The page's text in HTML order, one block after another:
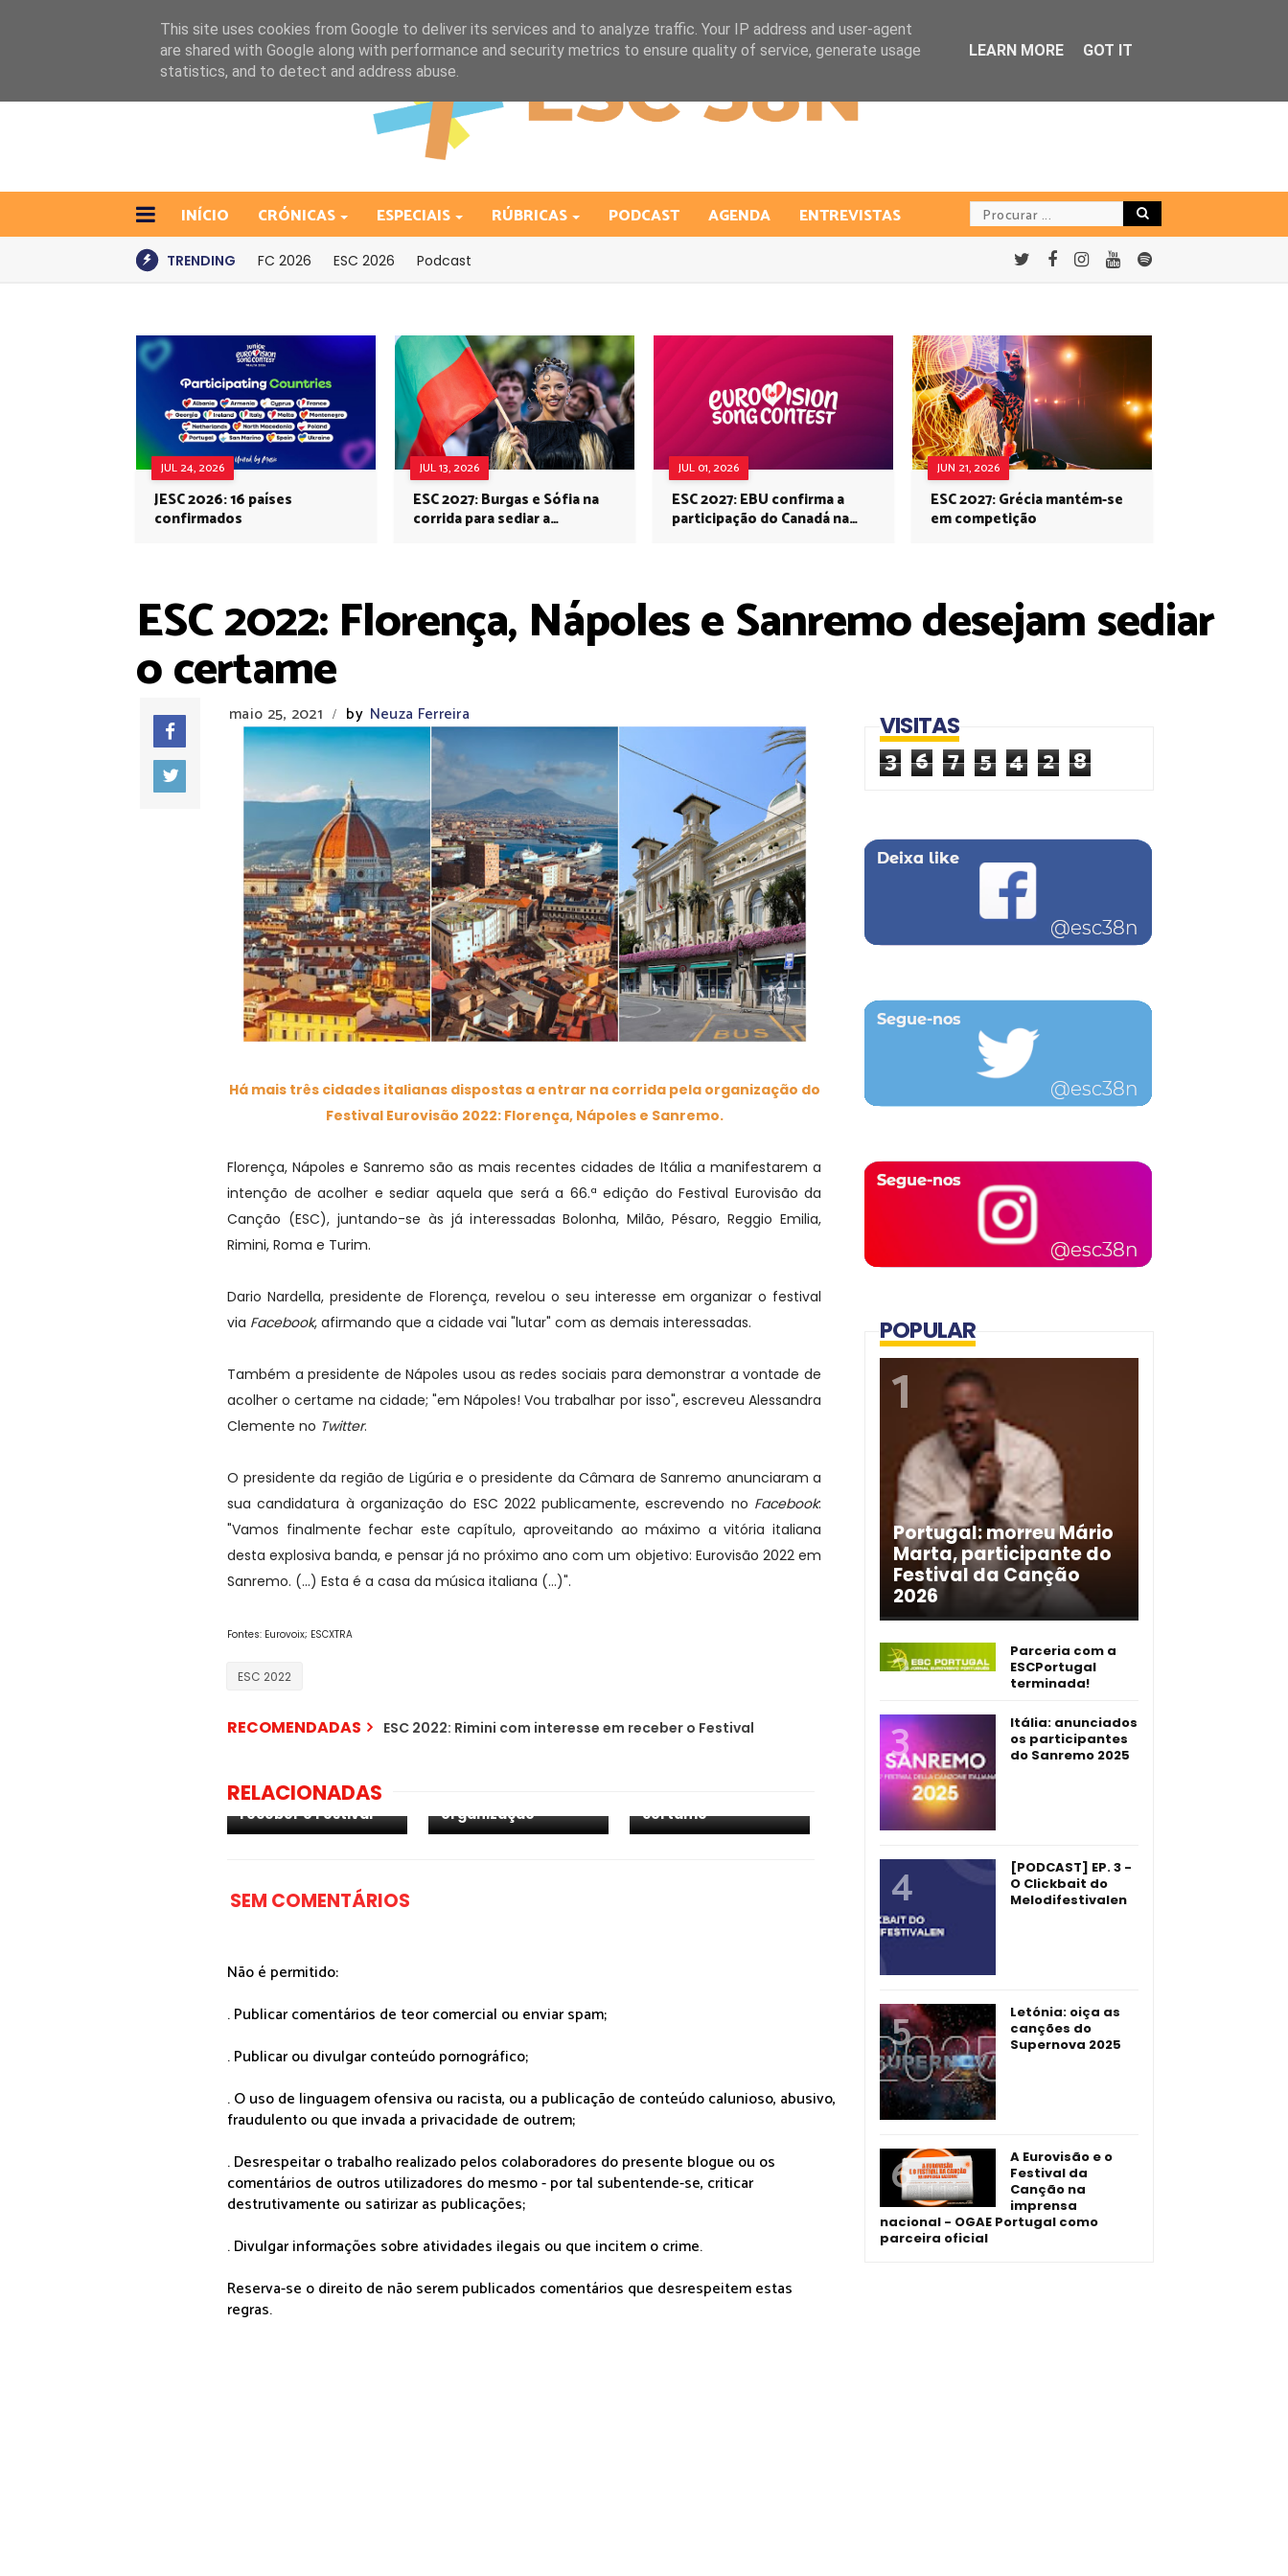
INÍCIO CRÓNICAS ESPECIAIS RÚBRICAS PODCAST AGENDA ENTREVISTAS
TRENDING FC 2026 ESC 2026 Podcast
JUL 24, 2026
JESC 2026: 16 países
confirmados
JUL 13, 2026
ESC 2027: Burgas e Sófia na
corrida para sediar a
JUL 01, 2026
ESC 2027: EBU confirma a
participação do Canadá na
JUN 21, 2026
ESC 2027: Grécia mantém-se
em competição
ESC 2022: Florença, Nápoles e Sanremo desejam sediar
o certame
maio 25, 2021 / by Neuza Ferreira
Há mais três cidades italianas dispostas a entrar na corrida pela organização do
Festival Eurovisão 2022: Florença, Nápoles e Sanremo.
Florença, Nápoles e Sanremo são as mais recentes cidades de Itália a manifestarem a
intenção de acolher e sediar aquela que será a 66.ª edição do Festival Eurovisão da
Canção (ESC), juntando-se às já interessadas Bolonha, Milão, Pésaro, Reggio Emilia,
Rimini, Roma e Turim.
Dario Nardella, presidente de Florença, revelou o seu interesse em organizar o festival
via Facebook, afirmando que a cidade vai "lutar" com as demais interessadas.
Também a presidente de Nápoles usou as redes sociais para demonstrar a vontade de
acolher o certame na cidade; "em Nápoles! Vou trabalhar por isso", escreveu Alessandra
Clemente no Twitter.
O presidente da região de Ligúria e o presidente da Câmara de Sanremo anunciaram a
sua candidatura à organização do ESC 2022 publicamente, escrevendo no Facebook:
"Vamos finalmente fechar este capítulo, aproveitando ao máximo a vitória italiana
desta explosiva banda, e pensar já no próximo ano com um objetivo: Eurovisão 2022 em
Sanremo. (...) Esta é a casa da música italiana (...)".
Fontes: Eurovoix; ESCXTRA
ESC 2022
RECOMENDADAS ESC 2022: Rimini com interesse em receber o Festival
RELACIONADAS
interesse em
receber o Festival
organização
certame
SEM COMENTÁRIOS
Não é permitido:
. Publicar comentários de teor comercial ou enviar spam;
. Publicar ou divulgar conteúdo pornográfico;
. O uso de linguagem ofensiva ou racista, ou a publicação de conteúdo calunioso, abusivo,
fraudulento ou que invada a privacidade de outrem;
. Desrespeitar o trabalho realizado pelos colaboradores do presente blogue ou os
comentários de outros utilizadores do mesmo - por tal subentende-se, criticar
destrutivamente ou satirizar as publicações;
. Divulgar informações sobre atividades ilegais ou que incitem o crime.
Reserva-se o direito de não serem publicados comentários que desrespeitem estas
regras.
VISITAS
3 6 7 5 4 2 8
POPULAR
Portugal: morreu Mário
Marta, participante do
Festival da Canção
2026
Parceria com a
ESCPortugal
terminada!
Itália: anunciados
os participantes
do Sanremo 2025
[PODCAST] EP. 3 -
O Clickbait do
Melodifestivalen
Letónia: oiça as
canções do
Supernova 2025
A Eurovisão e o
Festival da
Canção na
imprensa
nacional - OGAE Portugal como
parceira oficial
This site uses cookies from Google to deliver its services and to analyze traffic. Your IP address and user-agent
are shared with Google along with performance and security metrics to ensure quality of service, generate usage
statistics, and to detect and address abuse.
LEARN MORE GOT IT